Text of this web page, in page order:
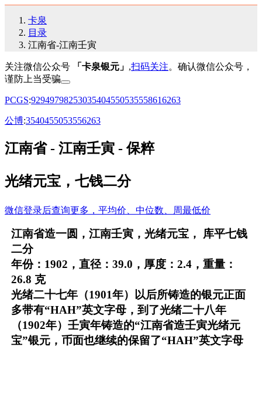
卡泉
目录
江南省-江南壬寅
关注微信公众号 「卡泉银元」 ,扫码关注。确认微信公众号，
谨防上当受骗
PCGS:92949798253035404550535558616263
公博:3540455053556263
江南省 - 江南壬寅 - 保粹
光绪元宝，七钱二分
微信登录后查询更多，平均价、中位数、周最低价
江南省造一圆，江南壬寅，光绪元宝， 库平七钱
二分
年份：1902，直径：39.0，厚度：2.4，重量：
26.8 克
光绪二十七年（1901年）以后所铸造的银元正面
多带有“HAH”英文字母，到了光绪二十八年
（1902年）壬寅年铸造的“江南省造壬寅光绪元
宝”银元，币面也继续的保留了“HAH”英文字母